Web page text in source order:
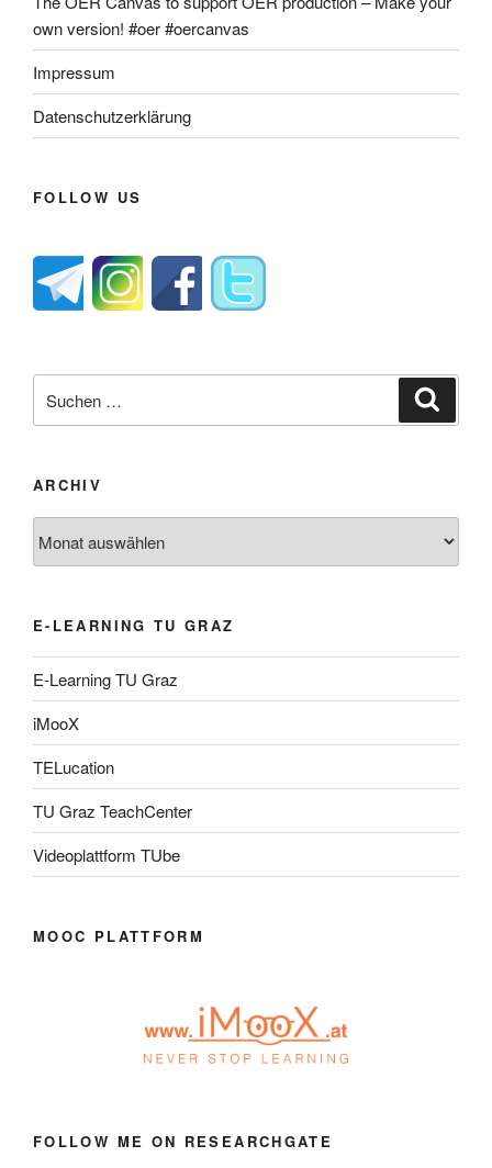
own version! #oer #oercanvas
Impressum
Datenschutzerklärung
FOLLOW US
nach:
ARCHIV
E-LEARNING TU GRAZ
E-Learning TU Graz
iMooX
TELucation
TU Graz TeachCenter
Videoplattform TUbe
MOOC PLATTFORM
FOLLOW ME ON RESEARCHGATE